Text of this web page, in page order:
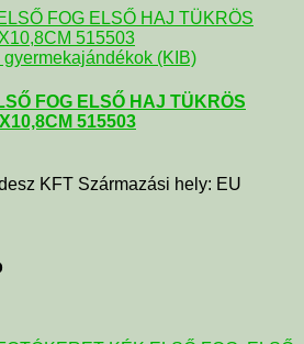
(KIB)
FOG ELSŐ HAJ TÜKRÖS
515503
KFT Származási hely: EU